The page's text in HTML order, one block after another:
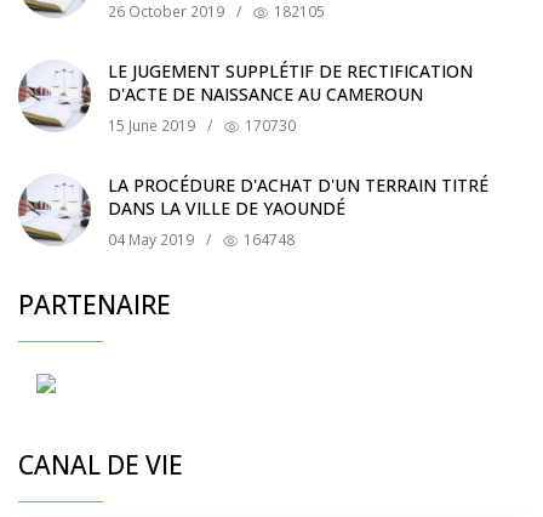
26 October 2019 / 182105
LE JUGEMENT SUPPLÉTIF DE RECTIFICATION
D'ACTE DE NAISSANCE AU CAMEROUN
15 June 2019 / 170730
LA PROCÉDURE D'ACHAT D'UN TERRAIN TITRÉ
DANS LA VILLE DE YAOUNDÉ
04 May 2019 / 164748
PARTENAIRE
CANAL DE VIE